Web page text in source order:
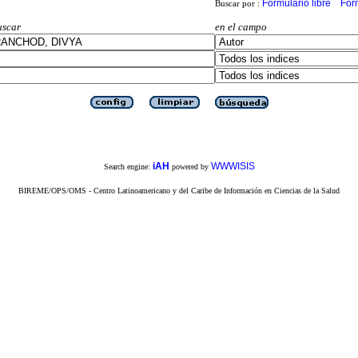
Buscar por : Formulario libre
en el campo
Search engine: iAH powered by WWWISIS
BIREME/OPS/OMS - Centro Latinoamericano y del Caribe de Información en Ciencias de la Salud